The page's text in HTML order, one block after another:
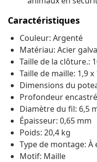
Caractéristiques
Couleur: Argenté
Matériau: Acier
Taille de la clôture.:
Taille de maille: 1,9 x
Dimensions du
Profondeur
Diamètre du fil: 6,5
Épaisseur: 0,65 mm
Poids: 20,4 kg
Type de montage: À
Motif: Maille